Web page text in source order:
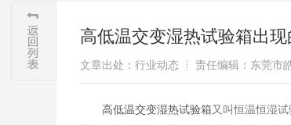
高低温交变湿热试验箱出现
文章出处：行业动态 责任编辑：东莞市
高低温交变湿热试验箱 又叫恒温恒湿